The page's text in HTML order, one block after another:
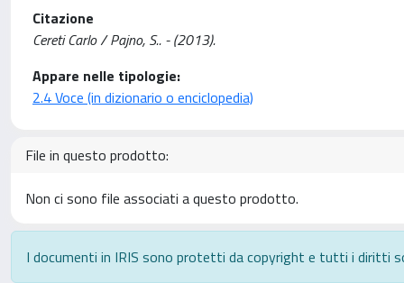
Citazione
Cereti Carlo / Pajno, S.. - (2013).
Appare nelle tipologie:
2.4 Voce (in dizionario o enciclopedia)
File in questo prodotto:
Non ci sono file associati a questo prodotto.
I documenti in IRIS sono protetti da copyright e tutti i diritti